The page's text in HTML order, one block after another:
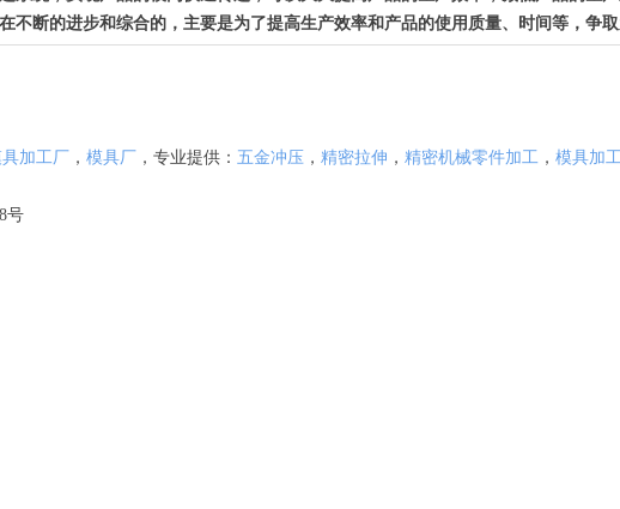
断的进步和综合的，主要是为了提高生产效率和产品的使用质量、时间等，争取
加工厂 ， 模具厂 ，专业提供： 五金冲压 ， 精密拉伸 ， 精密机械零件加工 ， 模具加
号